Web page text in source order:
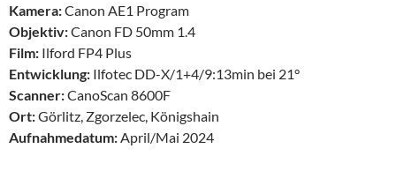
Kamera:Canon AE1 Program
Objektiv:Canon FD 50mm 1.4
Film: Ilford FP4 Plus
Entwicklung: Ilfotec DD-X/1+4/9:13min bei 21°
Scanner:CanoScan 8600F
Ort:Görlitz, Zgorzelec, Königshain
Aufnahmedatum: April/Mai 2024